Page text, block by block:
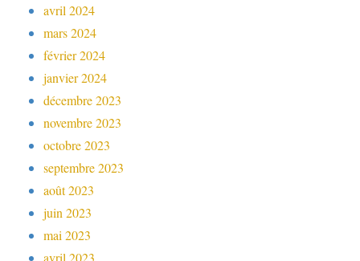
avril 2024
mars 2024
février 2024
janvier 2024
décembre 2023
novembre 2023
octobre 2023
septembre 2023
août 2023
juin 2023
mai 2023
avril 2023